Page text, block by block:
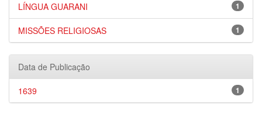
1
LÍNGUA GUARANI
1
MISSÕES RELIGIOSAS
Data de Publicação
1
1639